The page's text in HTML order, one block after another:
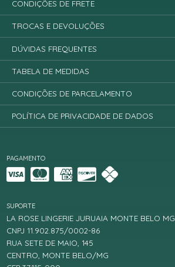
PAGAMENTO
SUPORTE
LA ROSE LINGERIE JURUAIA MONTE BELO MG
CNPJ 11.902.875/0002-86
RUA SETE DE MAIO, 145
CENTRO, MONTE BELO/MG
CONDIÇÕES DE FRETE
TROCAS E DEVOLUÇÕES
DÚVIDAS FREQUENTES
TABELA DE MEDIDAS
CONDIÇÕES DE PARCELAMENTO
POLÍTICA DE PRIVACIDADE DE DADOS